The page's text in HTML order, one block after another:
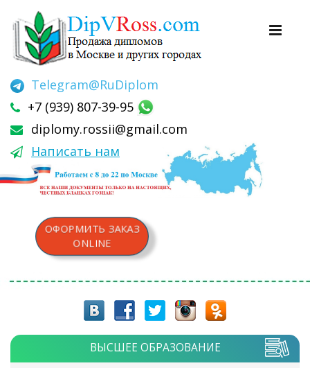
Telegram@RuDiplom
+7 (939) 807-39-95
diplomy.rossii@gmail.com
Написать нам
ОФОРМИТЬ ЗАКАЗ
ONLINE
ВЫСШЕЕ ОБРАЗОВАНИЕ